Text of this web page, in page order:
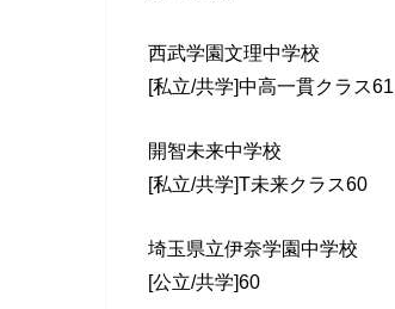
西武学園文理中学校
[私立/共学]中高一貫クラス61
開智未来中学校
[私立/共学]T未来クラス60
埼玉県立伊奈学園中学校
[公立/共学]60